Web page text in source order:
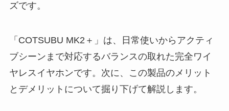
ズです。
「COTSUBU MK2＋」は、日常使いからアクティ
ブシーンまで対応するバランスの取れた完全ワイ
ヤレスイヤホンです。次に、この製品のメリット
とデメリットについて掘り下げて解説します。